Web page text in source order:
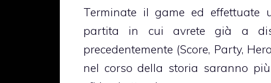
Terminate il game ed
partita in cui avrete già a
precedentemente (Score, Party,
nel corso della storia saranno